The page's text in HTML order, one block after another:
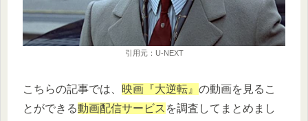
引用元：U-NEXT
こちらの記事では、 映画『大逆転 』 の動画を見るこ
とができる動画配信サービス を調査してまとめまし